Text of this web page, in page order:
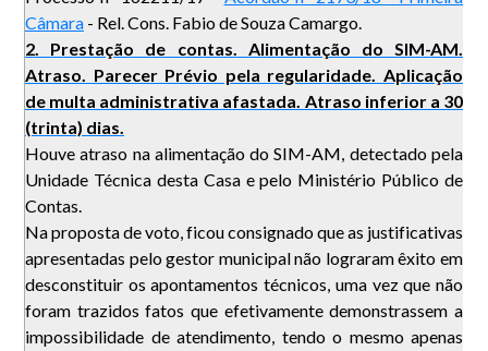
Câmara - Rel. Cons. Fabio de Souza Camargo.
2. Prestação de contas. Alimentação do SIM-AM.
Atraso. Parecer Prévio pela regularidade. Aplicação
de multa administrativa afastada. Atraso inferior a 30
(trinta) dias.
Houve atraso na alimentação do SIM-AM, detectado pela
Unidade Técnica desta Casa e pelo Ministério Público de
Contas.
Na proposta de voto, ficou consignado que as justificativas
apresentadas pelo gestor municipal não lograram êxito em
desconstituir os apontamentos técnicos, uma vez que não
foram trazidos fatos que efetivamente demonstrassem a
impossibilidade de atendimento, tendo o mesmo apenas